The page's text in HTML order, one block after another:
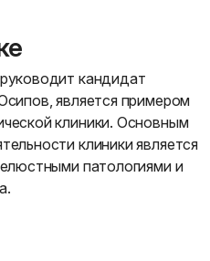
кандидат
является примером
клиники. Основным
клиники является
патологиями и